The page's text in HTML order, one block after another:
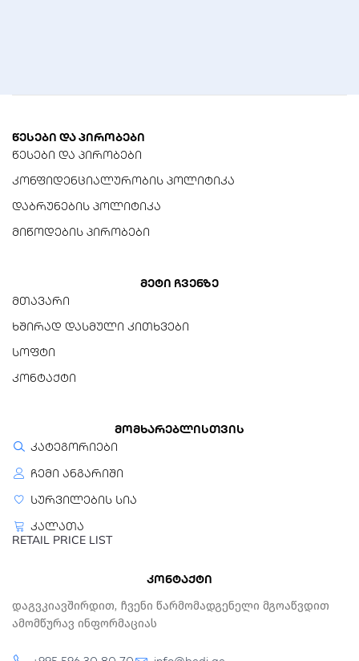
წესები და პირობები
წესები და პირობები
კონფიდენციალურობის პოლიტიკა
დაბრუნების პოლიტიკა
მიწოდების პირობები
მეტი ჩვენზე
მთავარი
ხშირად დასმული კითხვები
სოფტი
კონტაქტი
მომხარებლისთვის
კატეგორიები
ჩემი ანგარიში
სურვილების სია
კალათა
RETAIL PRICE LIST
კონტაქტი
Დაგვკიავშირდით, Ჩვენი Წარმომადგენელი Მგოაწვდით
Ამომწურავ Ინფორმაციას